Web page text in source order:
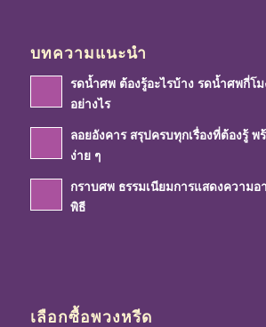
บทความแนะนำ
รดน้ำศพ ต้องรู้อะไรบ้าง รดน้ำศพกี่โ
อย่างไร
ลอยอังคาร สรุปครบทุกเรื่องที่ต้องรู้
ง่าย ๆ
กราบศพ ธรรมเนียมการแสดงความอ
พิธี
เลือกซื้อพวงหรีด